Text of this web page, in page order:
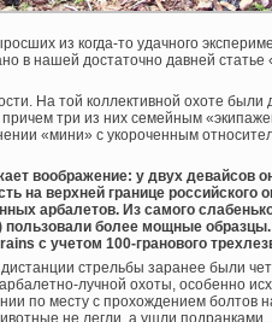
из когда-то удачного
в нашей достаточно давней статье
На той коллективной охоте
причем три из них семейным
«мини» с укороченным
воображение: у двух девайсов
на верхней границе российского
арбалетов. Из самого
пользовали более мощные
с учетом 100-гранового
стрельбы заранее были
лучной охоты, особенно
по месту с прохождением болтов
не легли, а ушли